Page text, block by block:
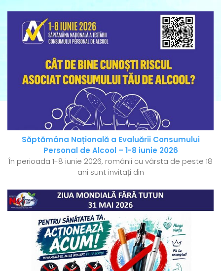
Săptămâna Națională a Evaluării Consumului
Personal de Alcool – 1-8 iunie 2026
În perioada 1-8 iunie 2026, românii cu vârsta de peste 18
ani sunt invitați din